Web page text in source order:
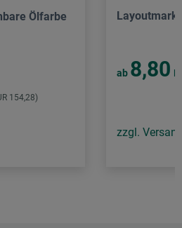
Ölfarbe
154,28)
ab 8,80
zzgl.